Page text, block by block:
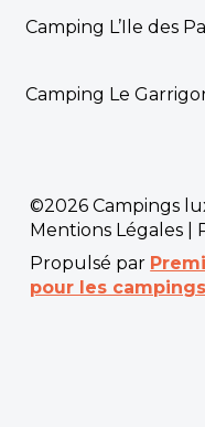
Camping L’Ile des
Camping Le
©2026 Campings
Mentions Légales
Propulsé par
pour les campings